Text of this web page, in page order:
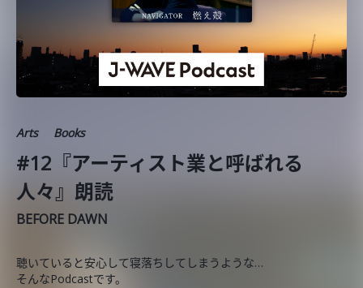
Arts Books
#12『アーティスト業と呼ばれる
人々』朗読
BEFORE DAWN
聴いていると安心して寝落ちしてしまうような…
そんなPodcastです。